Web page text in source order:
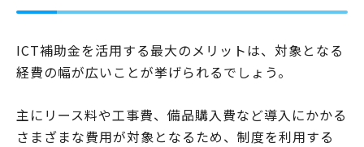
ICT補助金を活用する最大のメリットは、対象となる
経費の幅が広いことが挙げられるでしょう。
主にリース料や工事費、備品購入費など導入にかかる
さまざまな費用が対象となるため、制度を利用する